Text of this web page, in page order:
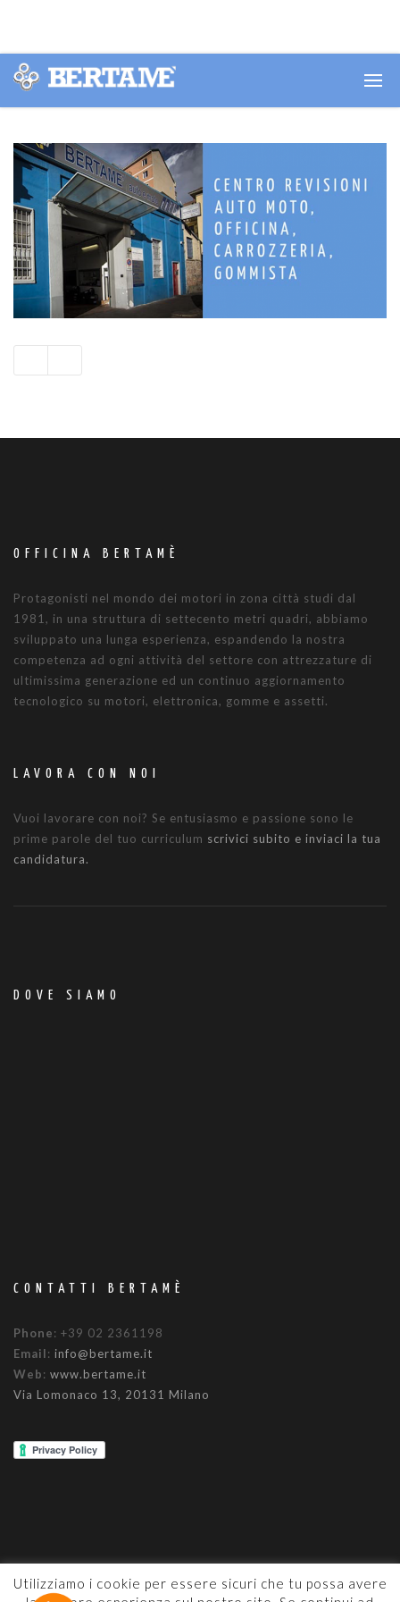
OFFICINA BERTAMÈ
Protagonisti nel mondo dei motori in zona città studi dal
1981, in una struttura di settecento metri quadri, abbiamo
sviluppato una lunga esperienza, espandendo la nostra
competenza ad ogni attività del settore con attrezzature di
ultimissima generazione ed un continuo aggiornamento
tecnologico su motori, elettronica, gomme e assetti.
LAVORA CON NOI
Vuoi lavorare con noi? Se entusiasmo e passione sono le
prime parole del tuo curriculum scrivici subito e inviaci la tua
candidatura.
DOVE SIAMO
CONTATTI BERTAMÈ
Phone: +39 02 2361198
Email: info@bertame.it
Web: www.bertame.it
Via Lomonaco 13, 20131 Milano
Utilizziamo i cookie per essere sicuri che tu possa avere